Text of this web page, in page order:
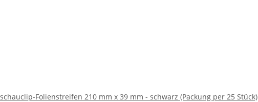
schauclip-Folienstreifen 210 mm x 39 mm - schwarz (Packung per 25 Stück)